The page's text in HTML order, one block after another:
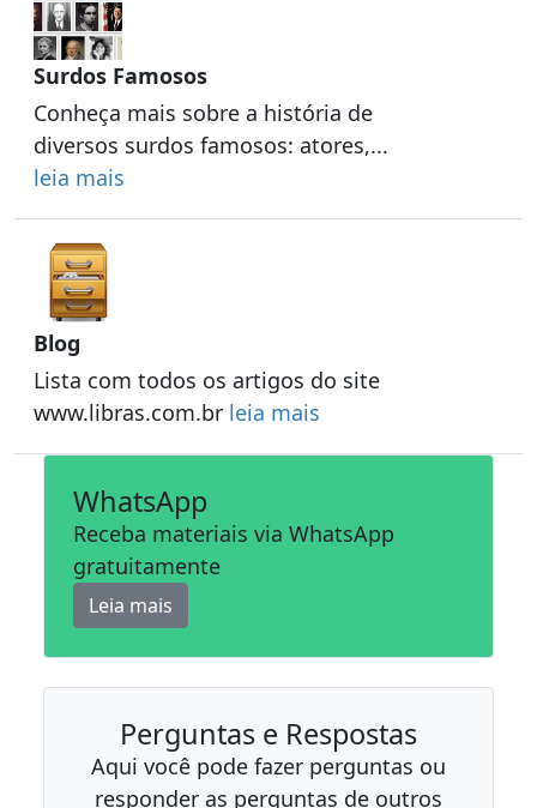
Surdos Famosos
Conheça mais sobre a história de
diversos surdos famosos: atores,...
leia mais
Blog
Lista com todos os artigos do site
www.libras.com.br leia mais
WhatsApp
Receba materiais via WhatsApp
gratuitamente
Leia mais
Perguntas e Respostas
Aqui você pode fazer perguntas ou
responder as perguntas de outros